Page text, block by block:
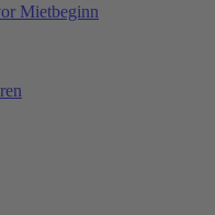
Mietbeginn